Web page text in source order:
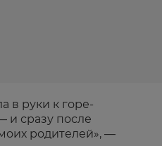
в руки к горе-
и сразу после
родителей», —